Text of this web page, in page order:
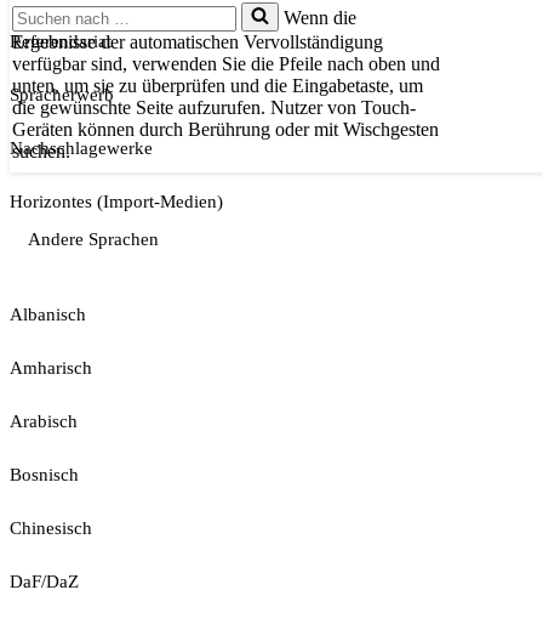
Suchen
nach …
Wenn die
Ergebnisse der automatischen Vervollständigung
verfügbar sind, verwenden Sie die Pfeile nach oben und
unten, um sie zu überprüfen und die Eingabetaste, um
die gewünschte Seite aufzurufen. Nutzer von Touch-
Geräten können durch Berührung oder mit Wischgesten
suchen.
Referendariat
Spracherwerb
Nachschlagewerke
Horizontes (Import-Medien)
Andere Sprachen
Albanisch
Amharisch
Arabisch
Bosnisch
Chinesisch
DaF/DaZ